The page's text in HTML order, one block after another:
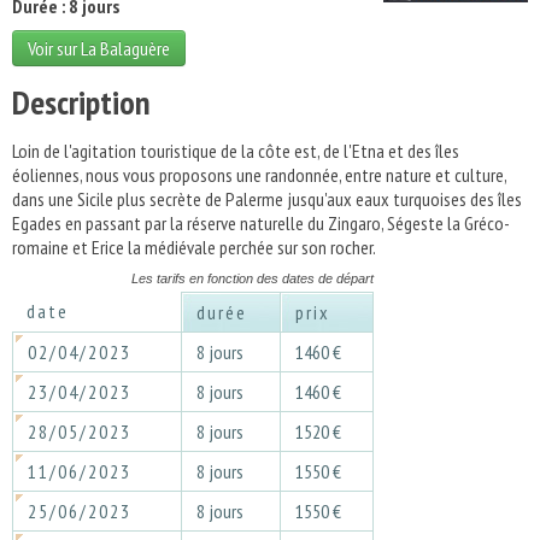
Durée : 8 jours
Voir sur La Balaguère
Description
Loin de l'agitation touristique de la côte est, de l'Etna et des îles
éoliennes, nous vous proposons une randonnée, entre nature et culture,
dans une Sicile plus secrète de Palerme jusqu'aux eaux turquoises des îles
Egades en passant par la réserve naturelle du Zingaro, Ségeste la Gréco-
romaine et Erice la médiévale perchée sur son rocher.
Les tarifs en fonction des dates de départ
date durée
prix
02/04/2023
8 jours
1460 €
23/04/2023
8 jours
1460 €
28/05/2023
8 jours
1520 €
11/06/2023
8 jours
1550 €
25/06/2023
8 jours
1550 €